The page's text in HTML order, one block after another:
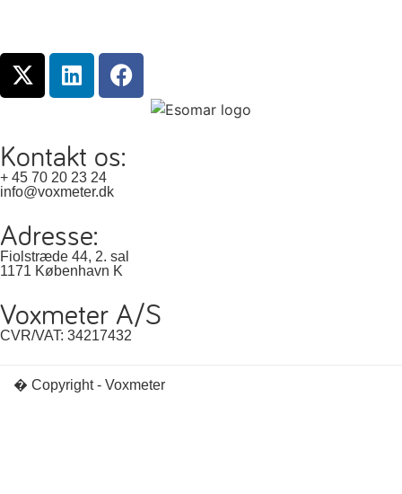
Kontakt os:
+ 45 70 20 23 24
info@voxmeter.dk
Adresse:
Fiolstræde 44, 2. sal
1171 København K
Voxmeter A/S
CVR/VAT: 34217432
� Copyright - Voxmeter